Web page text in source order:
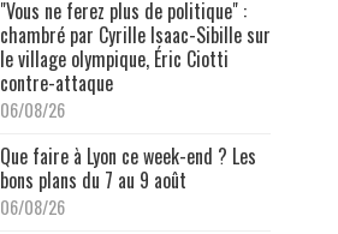
"Vous ne ferez plus de politique" :
chambré par Cyrille Isaac-Sibille sur
le village olympique, Éric Ciotti
contre-attaque
06/08/26
Que faire à Lyon ce week-end ? Les
bons plans du 7 au 9 août
06/08/26